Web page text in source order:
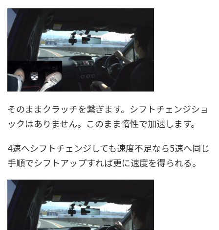
そのままクラッチを繋ぎます。シフトチェンジショ
ックはありません。このまま惰性で加速します。
4速へシフトチェンジしても速度不足なら5速へ同じ
手順でシフトアップすれば更に速度を得られる。